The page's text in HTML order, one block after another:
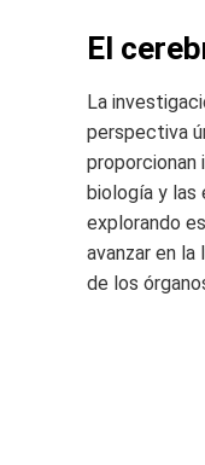
El
La
perspectiva
proporcionan
biología y las
explorando
avanzar en
de los